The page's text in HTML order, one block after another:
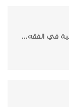
في الفقه...